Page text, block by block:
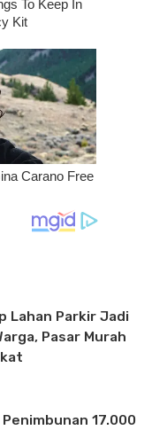
Lahan Parkir Jadi
Pasar Murah
17.000